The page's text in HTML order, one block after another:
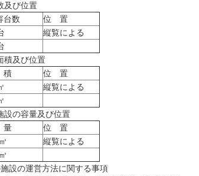
及び位置
台数
位 置
縦覧による
及び位置
位 置
縦覧による
の容量及び位置
位 置
縦覧による
設の運営方法に関する事項